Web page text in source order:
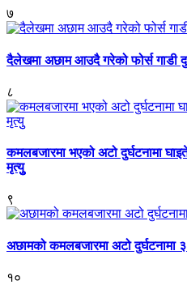
७
दैलेखमा अछाम आउदै गरेको फोर्स गाडी
८
कमलबजारमा भएको अटो दुर्घटनामा
मृत्युु
९
अछामको कमलबजारमा अटो दुर्घटनामा
१०